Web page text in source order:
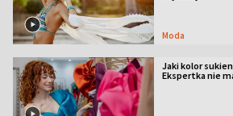
Moda
Jaki kolor
Ekspertka nie